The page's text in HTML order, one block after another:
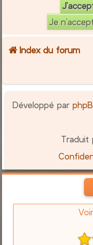
Index du forum
Développé par